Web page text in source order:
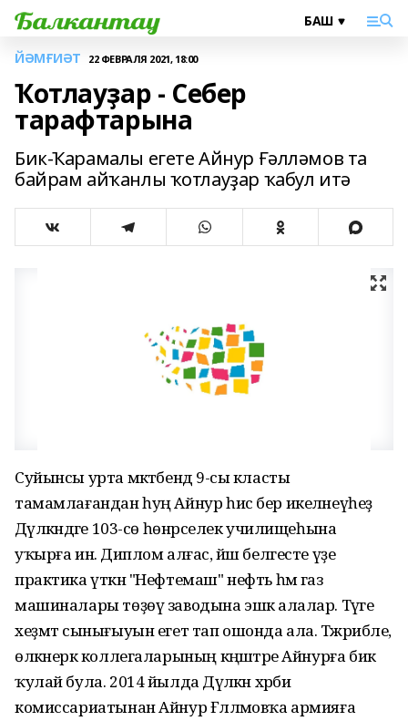
ЙӘМҒИӘТ 22 ФЕВРАЛЯ 2021, 18:00
Ҡотлауҙар - Себер
тарафтарына
Бик-Ҡарамалы егете Айнур Ғәлләмов та
байрам айҡанлы ҡотлауҙар ҡабул итә
Суйынсы урта мәктәбендә 9-сы класты
тамамлағандан һуң Айнур һис бер икеләнеүһеҙ
Дәүләкәндәге 103-сө һөнәрселек училищеһына
уҡырға инә. Диплом алғас, йәш белгесте үҙе
практика үткән "Нефтемаш" нефть һәм газ
машиналары төҙөү заводына эшкә алалар. Тәүге
хеҙмәт сынығыуын егет тап ошонда ала. Тәжрибәле,
өлкәнерәк коллегаларының кәңәштәре Айнурға бик
ҡулай була. 2014 йылда Дәүләкән хәрби
комиссариатынан Айнур Ғәлләмовҡа армияға